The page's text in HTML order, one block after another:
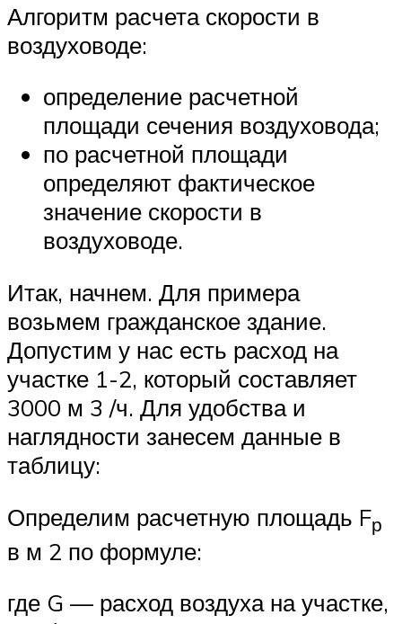
Алгоритм расчета скорости в
воздуховоде:
определение расчетной
площади сечения воздуховода;
по расчетной площади
определяют фактическое
значение скорости в
воздуховоде.
Итак, начнем. Для примера
возьмем гражданское здание.
Допустим у нас есть расход на
участке 1-2, который составляет
3000 м 3 /ч. Для удобства и
наглядности занесем данные в
таблицу:
Определим расчетную площадь Fр
в м 2 по формуле:
где G — расход воздуха на участке,